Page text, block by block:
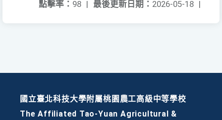
最後更新日期： 2026-05-18 |
點擊率： 98 |
國立臺北科技大學附屬桃園農工高級中等學校
The Affiliated Tao-Yuan Agricultural &